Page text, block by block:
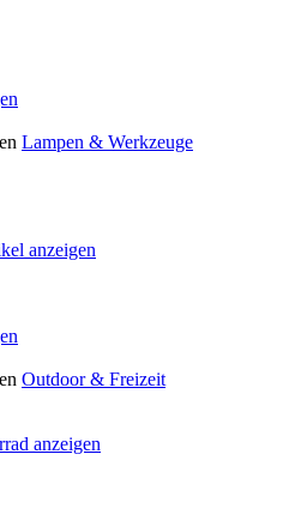
Lampen & Werkzeuge
anzeigen
Outdoor & Freizeit
anzeigen